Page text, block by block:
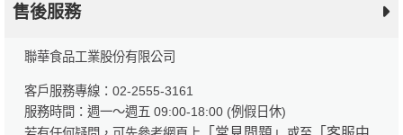
售後服務
聯華食品工業股份有限公司
客戶服務專線：02-2555-3161
服務時間：週一～週五 09:00-18:00 (例假日休)